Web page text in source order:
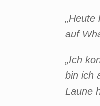
„Heute
auf
„Ich
bin ich
Laune